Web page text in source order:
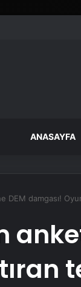
ANASAYFA
DEM damgası!